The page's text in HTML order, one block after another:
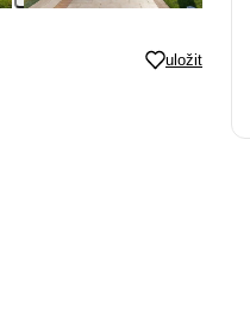
uložit